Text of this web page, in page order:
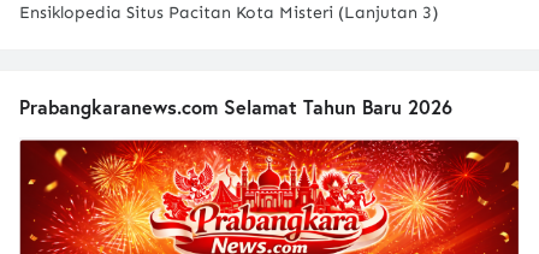
Ensiklopedia Situs Pacitan Kota Misteri (Lanjutan 3)
Prabangkaranews.com Selamat Tahun Baru 2026